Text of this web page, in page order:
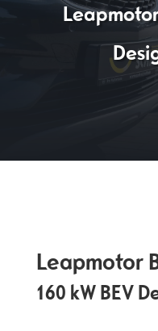
Leapmotor
Leapmotor
160 kW BEV